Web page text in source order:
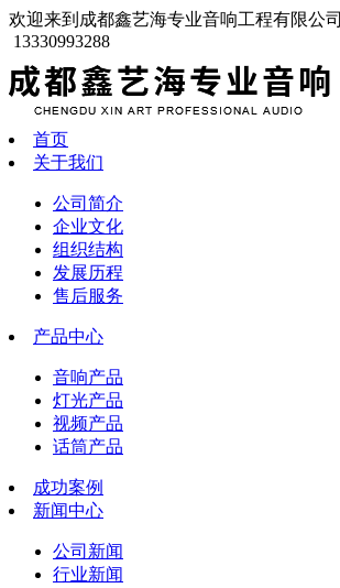
欢迎来到成都鑫艺海专业音响工程有限公司
13330993288
首页
关于我们
公司简介
企业文化
组织结构
发展历程
售后服务
产品中心
音响产品
灯光产品
视频产品
话筒产品
成功案例
新闻中心
公司新闻
行业新闻